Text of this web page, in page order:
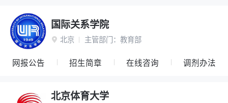
国际关系学院
 北京 主管部门： 教育部
网报公告 招生简章 在线咨询 调剂办法
北京体育大学